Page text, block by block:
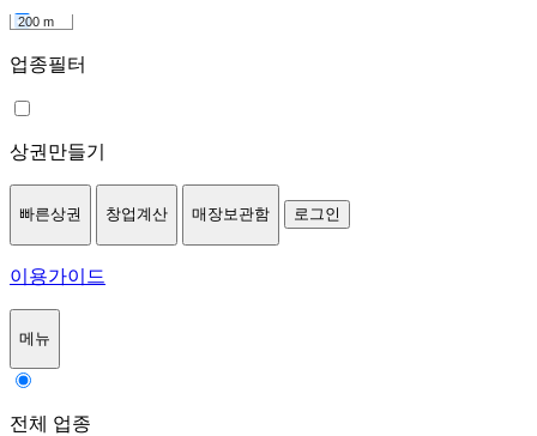
200 m
업종필터
상권만들기
빠른상권 창업계산 매장보관함 로그인
이용가이드
메뉴
전체 업종